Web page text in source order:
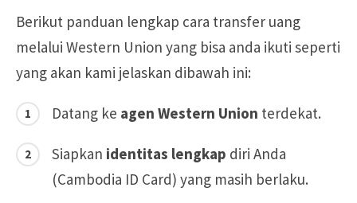
Berikut panduan lengkap cara transfer uang
melalui Western Union yang bisa anda ikuti seperti
yang akan kami jelaskan dibawah ini:
Datang ke agen Western Union terdekat.
Siapkan identitas lengkap diri Anda
(Cambodia ID Card) yang masih berlaku.